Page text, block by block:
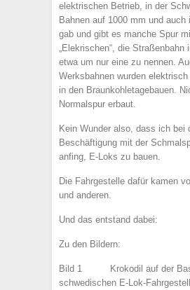
elektrischen Betrieb, in der
Bahnen auf 1000 mm und auch
gab und gibt es manche Spur
„Elekrischen“, die Straßenbahn
etwa um nur eine zu nennen.
Werksbahnen wurden
in den Braunkohletagebauen.
Normalspur erbaut.
Kein Wunder also, dass ich bei
Beschäftigung mit der
anfing, E-Loks zu bauen.
Die Fahrgestelle dafür kamen
und anderen.
Und das entstand dabei:
Zu den Bildern:
Bild 1 Krokodil auf der
schwedischen E-Lok-